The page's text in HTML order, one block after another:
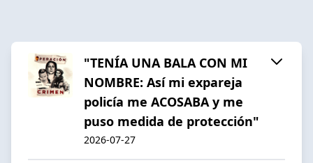
"TENÍA UNA BALA CON MI
NOMBRE: Así mi expareja
policía me ACOSABA y me
puso medida de protección"
2026-07-27